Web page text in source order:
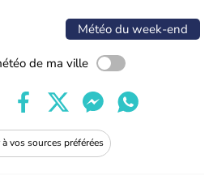
Météo du week-end
de ma ville
vos sources préférées